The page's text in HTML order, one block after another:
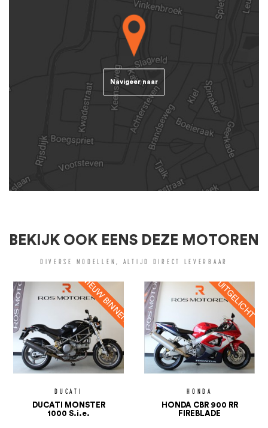
Navigeer naar
BEKIJK OOK EENS DEZE MOTOREN
DIVERSE MODELLEN, ALTIJD DIRECT LEVERBAAR
DUCATI
DUCATI MONSTER
1000 S.i.e.
HONDA
HONDA CBR 900 RR
FIREBLADE